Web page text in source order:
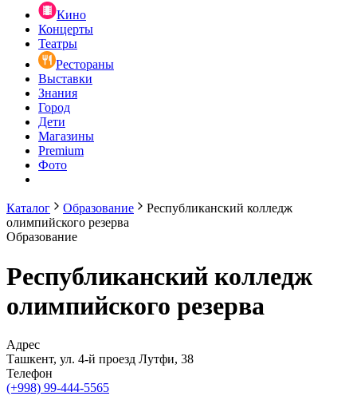
Кино
Концерты
Театры
Рестораны
Выставки
Знания
Город
Дети
Магазины
Premium
Фото
Каталог Образование
Республиканский колледж
олимпийского резерва
Образование
Республиканский колледж
олимпийского резерва
Адрес
Ташкент, ул. 4-й проезд Лутфи, 38
Телефон
(+998) 99-444-5565